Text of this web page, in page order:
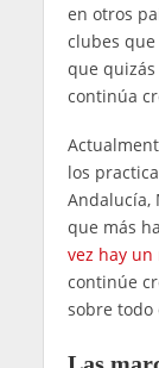
en otros
clubes
que
continúa
los
Andalucía,
que más
vez hay
continúe
sobre todo